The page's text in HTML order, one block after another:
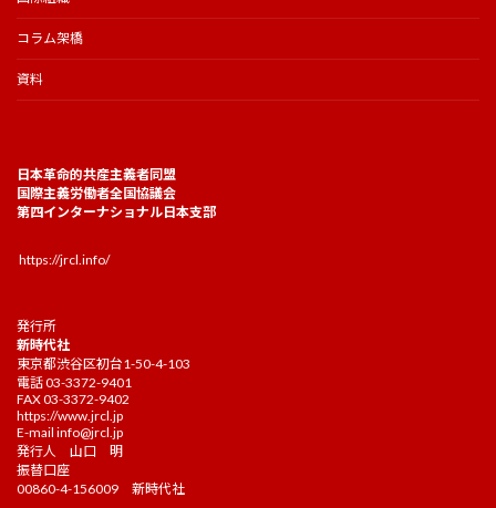
コラム架橋
資料
日本革命的共産主義者同盟
国際主義労働者全国協議会
第四インターナショナル日本支部
https://jrcl.info/
発行所
新時代社
東京都渋谷区初台1-50-4-103
電話 03-3372-9401
FAX 03-3372-9402
https://www.jrcl.jp
E-mail info@jrcl.jp
発行人 山口 明
振替口座
00860-4-156009 新時代社